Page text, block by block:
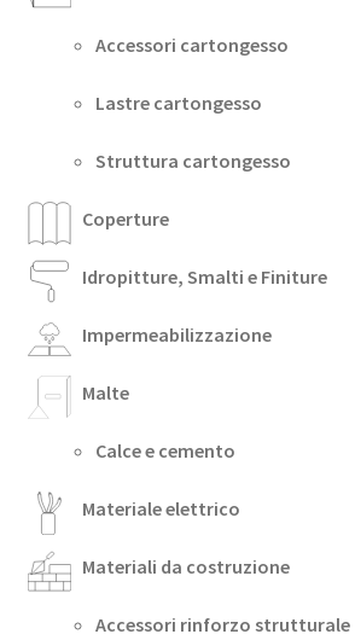
Accessori cartongesso
Lastre cartongesso
Struttura cartongesso
Coperture
Idropitture, Smalti e Finiture
Impermeabilizzazione
Malte
Calce e cemento
Materiale elettrico
Materiali da costruzione
Accessori rinforzo strutturale